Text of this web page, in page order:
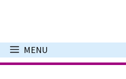
inhoud
MENU